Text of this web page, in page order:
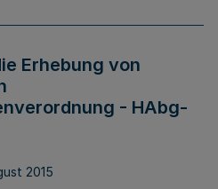
Erhebung von
- HAbg-
2015